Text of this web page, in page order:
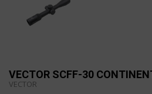
VECTOR SCFF-30
VECTOR